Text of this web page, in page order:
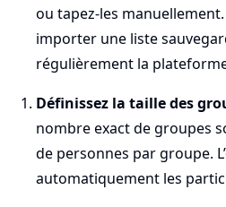
ou tapez-les
importer une liste
régulièrement la
Définissez la taille des
nombre exact de groupes
de personnes par groupe.
automatiquement les